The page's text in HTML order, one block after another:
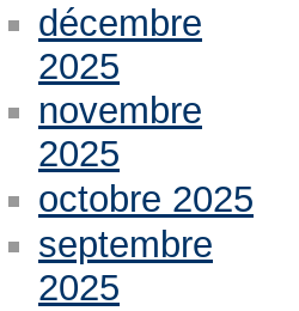
décembre
2025
novembre
2025
octobre 2025
septembre
2025